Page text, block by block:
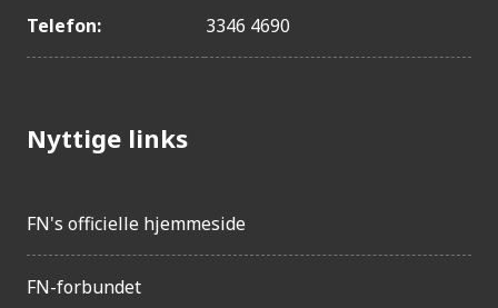
Telefon: 3346 4690
Nyttige links
FN's officielle hjemmeside
FN-forbundet